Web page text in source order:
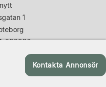
Kontakta Annonsör
1
683920